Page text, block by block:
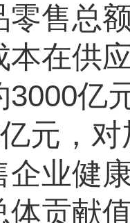
零售总
本在供
3000亿
元，
企业健
体贡献